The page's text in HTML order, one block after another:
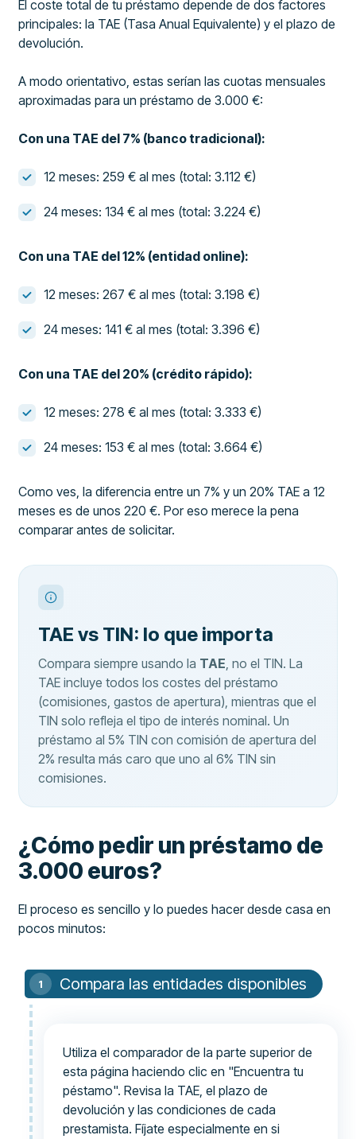
El coste total de tu préstamo depende de dos factores
principales: la TAE (Tasa Anual Equivalente) y el plazo de
devolución.
A modo orientativo, estas serían las cuotas mensuales
aproximadas para un préstamo de 3.000 €:
Con una TAE del 7% (banco tradicional):
12 meses: 259 € al mes (total: 3.112 €)
24 meses: 134 € al mes (total: 3.224 €)
Con una TAE del 12% (entidad online):
12 meses: 267 € al mes (total: 3.198 €)
24 meses: 141 € al mes (total: 3.396 €)
Con una TAE del 20% (crédito rápido):
12 meses: 278 € al mes (total: 3.333 €)
24 meses: 153 € al mes (total: 3.664 €)
Como ves, la diferencia entre un 7% y un 20% TAE a 12
meses es de unos 220 €. Por eso merece la pena
comparar antes de solicitar.
TAE vs TIN: lo que importa
Compara siempre usando la TAE, no el TIN. La
TAE incluye todos los costes del préstamo
(comisiones, gastos de apertura), mientras que el
TIN solo refleja el tipo de interés nominal. Un
préstamo al 5% TIN con comisión de apertura del
2% resulta más caro que uno al 6% TIN sin
comisiones.
¿Cómo pedir un préstamo de
3.000 euros?
El proceso es sencillo y lo puedes hacer desde casa en
pocos minutos:
Compara las entidades disponibles
Utiliza el comparador de la parte superior de
esta página haciendo clic en "Encuentra tu
péstamo". Revisa la TAE, el plazo de
devolución y las condiciones de cada
prestamista. Fíjate especialmente en si